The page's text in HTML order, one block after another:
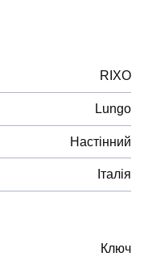
RIXO
Lungo
Настінний
Італія
Ключ